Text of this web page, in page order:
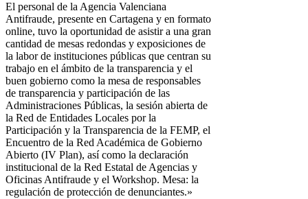
El personal de la Agencia Valenciana
Antifraude, presente en Cartagena y en formato
online, tuvo la oportunidad de asistir a una gran
cantidad de mesas redondas y exposiciones de
la labor de instituciones públicas que centran su
trabajo en el ámbito de la transparencia y el
buen gobierno como la mesa de responsables
de transparencia y participación de las
Administraciones Públicas, la sesión abierta de
la Red de Entidades Locales por la
Participación y la Transparencia de la FEMP, el
Encuentro de la Red Académica de Gobierno
Abierto (IV Plan), así como la declaración
institucional de la Red Estatal de Agencias y
Oficinas Antifraude y el Workshop. Mesa: la
regulación de protección de denunciantes.»